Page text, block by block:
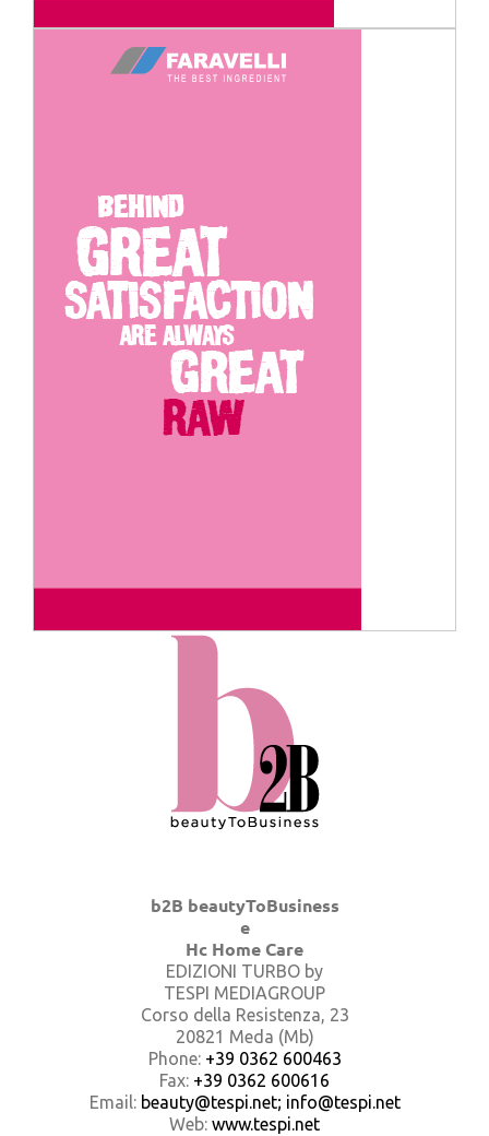
b2B beautyToBusiness
e
Hc Home Care
EDIZIONI TURBO by
TESPI MEDIAGROUP
Corso della Resistenza, 23
20821 Meda (Mb)
Phone: +39 0362 600463
Fax: +39 0362 600616
Email: beauty@tespi.net; info@tespi.net
Web: www.tespi.net